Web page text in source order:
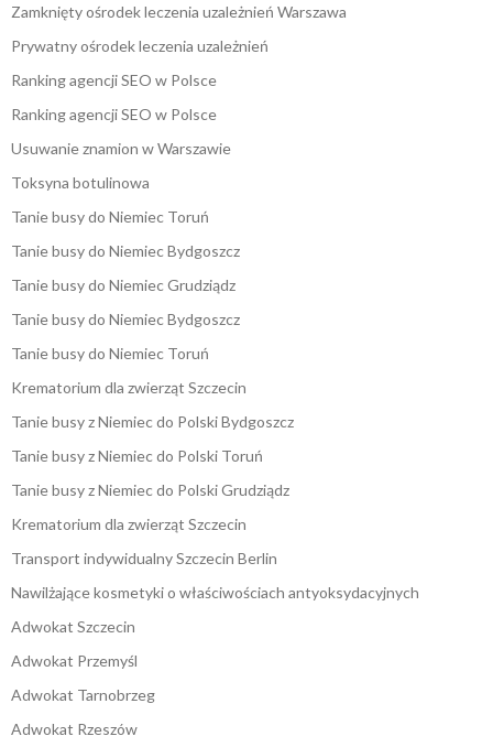
Zamknięty ośrodek leczenia uzależnień Warszawa
Prywatny ośrodek leczenia uzależnień
Ranking agencji SEO w Polsce
Ranking agencji SEO w Polsce
Usuwanie znamion w Warszawie
Toksyna botulinowa
Tanie busy do Niemiec Toruń
Tanie busy do Niemiec Bydgoszcz
Tanie busy do Niemiec Grudziądz
Tanie busy do Niemiec Bydgoszcz
Tanie busy do Niemiec Toruń
Krematorium dla zwierząt Szczecin
Tanie busy z Niemiec do Polski Bydgoszcz
Tanie busy z Niemiec do Polski Toruń
Tanie busy z Niemiec do Polski Grudziądz
Krematorium dla zwierząt Szczecin
Transport indywidualny Szczecin Berlin
Nawilżające kosmetyki o właściwościach antyoksydacyjnych
Adwokat Szczecin
Adwokat Przemyśl
Adwokat Tarnobrzeg
Adwokat Rzeszów